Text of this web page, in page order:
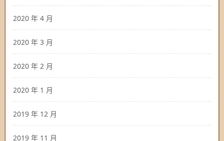
2020 年 4 月
2020 年 3 月
2020 年 2 月
2020 年 1 月
2019 年 12 月
2019 年 11 月